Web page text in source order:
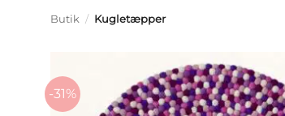
Butik / Kugletæpper
-31%